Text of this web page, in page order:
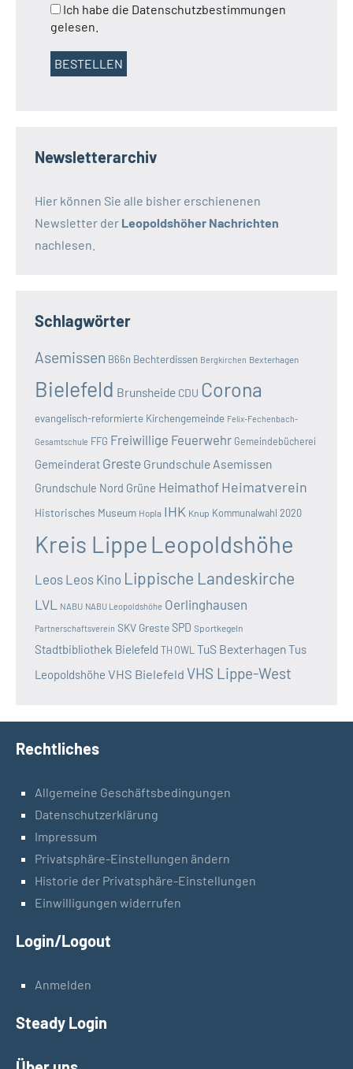
Ich habe die Datenschutzbestimmungen
gelesen.
Newsletterarchiv
Hier können Sie alle bisher erschienenen
Newsletter der Leopoldshöher Nachrichten
nachlesen.
Schlagwörter
Asemissen B66n Bechterdissen Bergkirchen Bexterhagen
Bielefeld Brunsheide CDU Corona
evangelisch-reformierte Kirchengemeinde Felix-Fechenbach-
Gesamtschule FFG Freiwillige Feuerwehr Gemeindebücherei
Gemeinderat Greste Grundschule Asemissen
Grundschule Nord Grüne Heimathof Heimatverein
Historisches Museum Hopla IHK Knup Kommunalwahl 2020
Kreis Lippe Leopoldshöhe
Leos Leos Kino Lippische Landeskirche
LVL NABU NABU Leopoldshöhe Oerlinghausen
Partnerschaftsverein SKV GresteSPD Sportkegeln
Stadtbibliothek Bielefeld TH OWL TuS BexterhagenTus
Leopoldshöhe VHS Bielefeld VHS Lippe-West
Rechtliches
Allgemeine Geschäftsbedingungen
Datenschutzerklärung
Impressum
Privatsphäre-Einstellungen ändern
Historie der Privatsphäre-Einstellungen
Einwilligungen widerrufen
Login/Logout
Anmelden
Steady Login